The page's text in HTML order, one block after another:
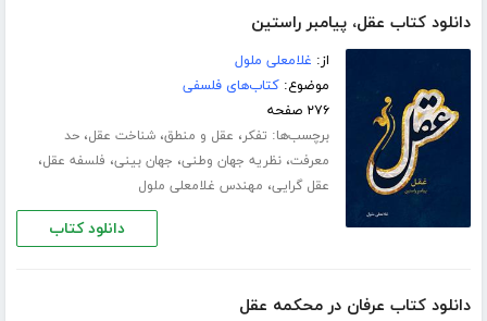
دانلود کتاب عقل، پیامبر راستین
از: غلامعلی ملول
موضوع:کتاب‌های فلسفی
۲۷۶ صفحه
برچسب‌ها: تفکر، عقل و منطق،شناخت عقل،حد
معرفت،نظریه جهان وطنی، جهان بینی، فلسفه عقل،
عقل گرایی، مهندس غلامعلی ملول
دانلود کتاب
دانلود کتاب عرفان در محکمه عقل